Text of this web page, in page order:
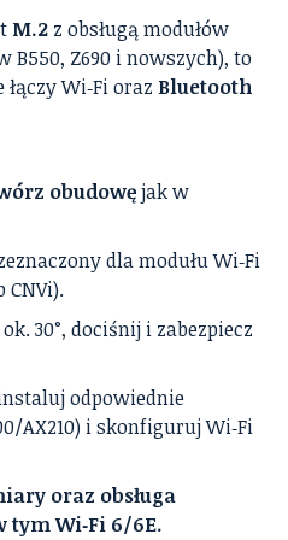
M.2 z obsługą modułów
B550, Z690 i nowszych), to
Wi‑Fi oraz Bluetooth
obudowęjak w
dla modułu Wi‑Fi
CNVi).
30°, dociśnij i zabezpiecz
odpowiednie
AX210) i skonfiguruj Wi‑Fi
oraz obsługa
tym Wi‑Fi 6/6E.